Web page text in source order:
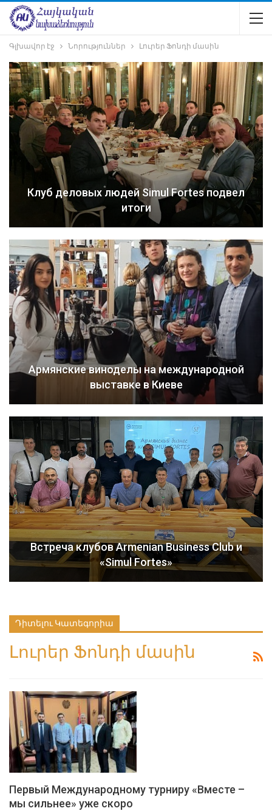
Գլխավոր էջ Նորություններ Լուրեր Ֆոնդի մասին
Клуб деловых людей Simul Fortes подвел
итоги
Армянские виноделы на международной
выставке в Киеве
Встреча клубов Armenian Business Club и
«Simul Fortes»
Դիտելու Կատեգորիա
Լուրեր Ֆոնդի մասին
Первый Международному турниру «Вместе –
мы сильнее» уже скоро